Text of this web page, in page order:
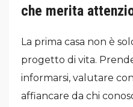
che merita
La prima casa non è
progetto di vita.
informarsi, valutare
affiancare da chi